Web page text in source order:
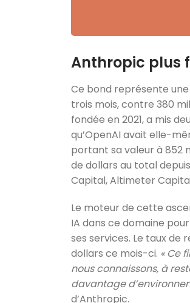
Anthropic plus
Ce bond représente
trois mois, contre 380
fondée en 2021, a mis
qu’OpenAI avait elle-
portant sa valeur à 852
de dollars au total
Capital, Altimeter
Le moteur de cette
IA dans ce domaine
ses services. Le taux de
dollars ce mois-ci. « Ce
nous connaissons, à
davantage
d’Anthropic.